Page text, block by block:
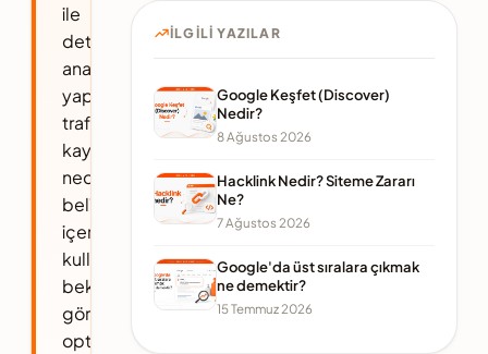
ile
detaylı
analiz
yaparak
trafik
kaybının
nedenlerini
belirleyin,
içeriğinizi
kullanıcı
beklentilerine
göre
optimize
İLGILI YAZILAR
Google Keşfet (Discover)
Nedir?
8 Ağustos 2026
Hacklink Nedir? Siteme Zararı
Ne?
7 Ağustos 2026
Google'da üst sıralara çıkmak
ne demektir?
15 Temmuz 2026